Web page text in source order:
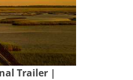
Trailer |